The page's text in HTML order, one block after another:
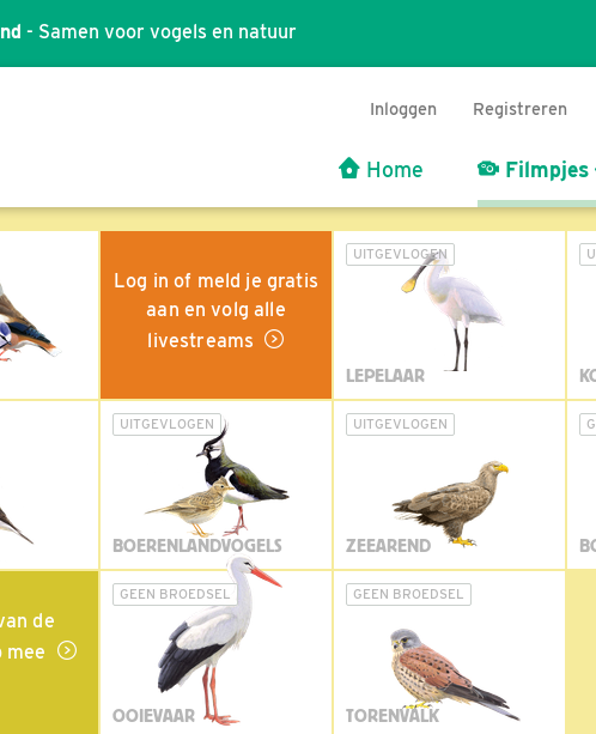
- Samen voor vogels en natuur
Inloggen Registreren
Home Filmpjes
Log in of meld je gratis
aan en volg alle
livestreams
UITGEVLOGEN
LEPELAAR
UITGEVLOGEN
BOERENLANDVOGELS
UITGEVLOGEN
ZEEAREND
de
mee
GEEN BROEDSEL
OOIEVAAR
GEEN BROEDSEL
TORENVALK